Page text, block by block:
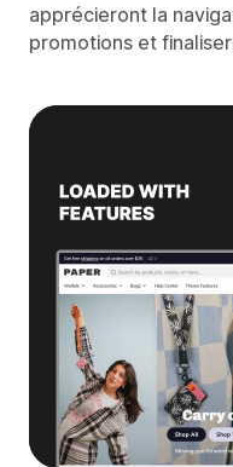
apprécieront la
promotions et